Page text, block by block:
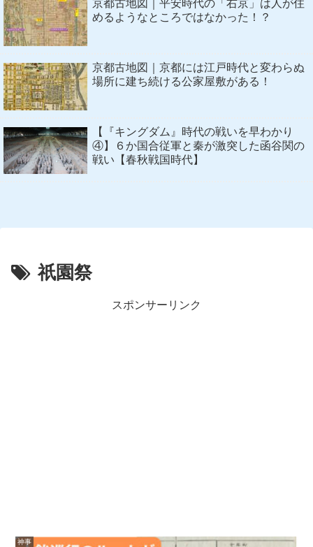
京都古地図｜平安時代の「右京」は人が住
めるようなところではなかった！？
京都古地図｜京都には江戸時代と変わらぬ
場所に建ち続ける公家屋敷がある！
【『キングダム』時代の戦いを早わかり
④】６か国合従軍と秦が激突した函谷関の
戦い【春秋戦国時代】
祇園祭
スポンサーリンク
神事